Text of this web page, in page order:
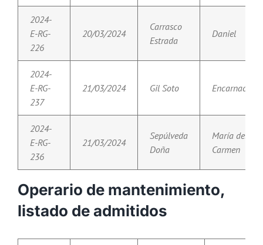
2024-
E-RG-
226
20/03/2024
Carrasco
Estrada
Daniel
2024-
E-RG-
237
21/03/2024 Gil Soto Encarnación
2024-
E-RG-
236
21/03/2024
Sepúlveda
Doña
María del
Carmen
Operario de mantenimiento,
listado de admitidos